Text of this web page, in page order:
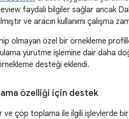
faydalı bilgiler sağlar ancak
ve aracın kullanımı çalışma
olmayan özel bir örnekleme
yürütme işlemine dair daha
desteği eklendi.
özelliği için destek
ve çöp toplama ile ilgili işlevlerde